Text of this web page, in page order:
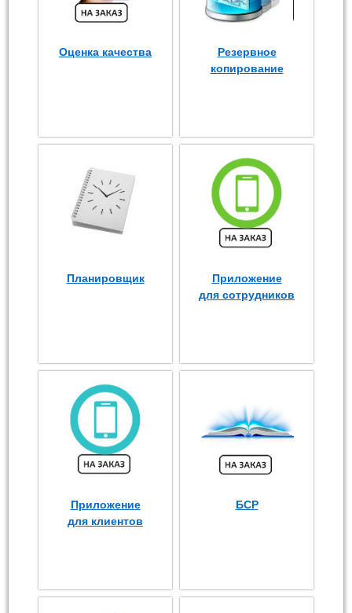
Оценка качества
Резервное
копирование
Планировщик
Приложение
для сотрудников
Приложение
для клиентов
БСР